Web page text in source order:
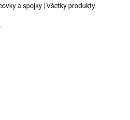
a spojky | Všetky produkty